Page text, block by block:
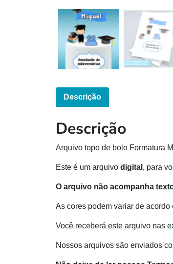
Descrição
Descrição
Arquivo topo de bolo Formatura
Este é um arquivo digital , para
O arquivo não acompanha
As cores podem variar de
Você receberá este arquivo nas
Nossos arquivos são enviados